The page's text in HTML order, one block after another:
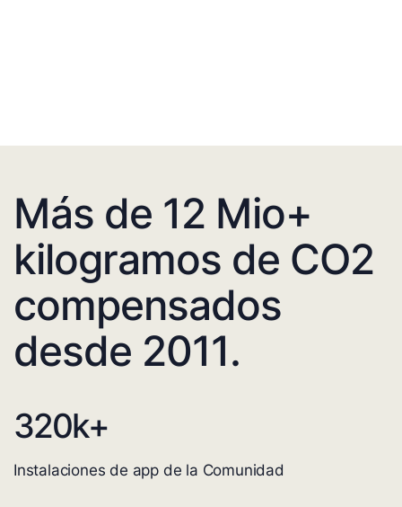
Más de 12 Mio+
kilogramos de CO2
compensados
desde 2011.
320k+
Instalaciones de app de la Comunidad